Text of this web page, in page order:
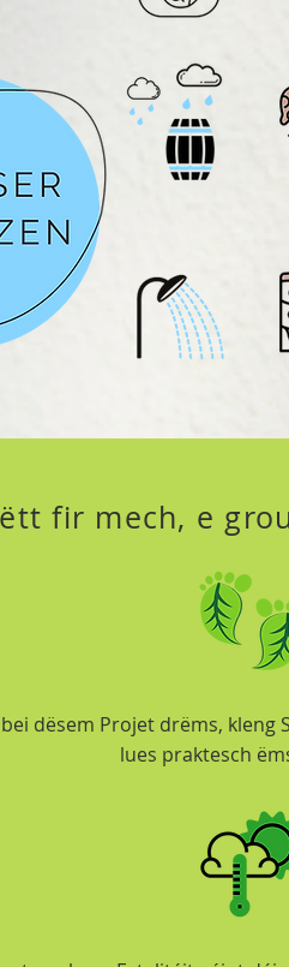
fir mech, e
dësem Projet drëms, kleng
lues praktesch